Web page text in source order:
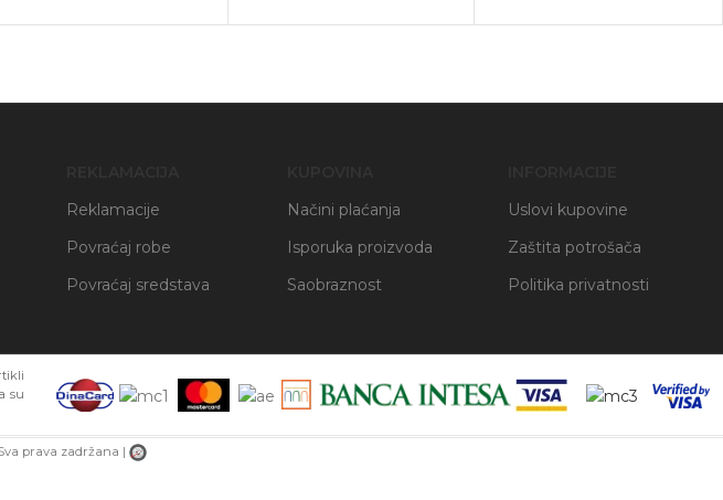
Reklamacije
Povraćaj robe
Povraćaj sredstava
Načini plaćanja
Isporuka proizvoda
Saobraznost
Uslovi kupovine
Zaštita potrošača
Politika privatnosti
su
prava zadržana |